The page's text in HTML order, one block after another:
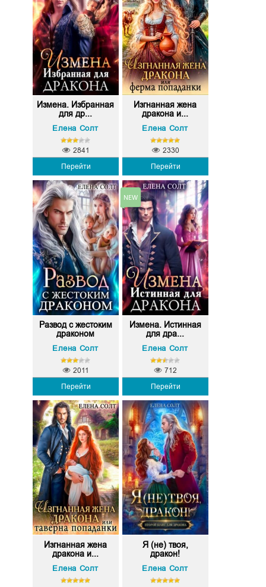
Измена. Избранная
для др...
Елена Солт
Перейти
2841
Изгнанная жена
дракона и...
Елена Солт
Перейти
2330
Развод с жестоким
драконом
Елена Солт
Перейти
2011
Измена. Истинная
для дра...
Елена Солт
Перейти
712
Изгнанная жена
дракона и...
Елена Солт
Я (не) твоя,
дракон!
Елена Солт